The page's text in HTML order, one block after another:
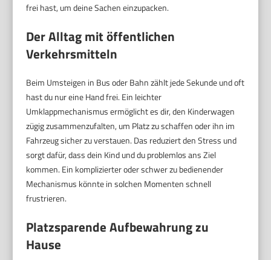
frei hast, um deine Sachen einzupacken.
Der Alltag mit öffentlichen
Verkehrsmitteln
Beim Umsteigen in Bus oder Bahn zählt jede Sekunde und oft
hast du nur eine Hand frei. Ein leichter
Umklappmechanismus ermöglicht es dir, den Kinderwagen
zügig zusammenzufalten, um Platz zu schaffen oder ihn im
Fahrzeug sicher zu verstauen. Das reduziert den Stress und
sorgt dafür, dass dein Kind und du problemlos ans Ziel
kommen. Ein komplizierter oder schwer zu bedienender
Mechanismus könnte in solchen Momenten schnell
frustrieren.
Platzsparende Aufbewahrung zu
Hause